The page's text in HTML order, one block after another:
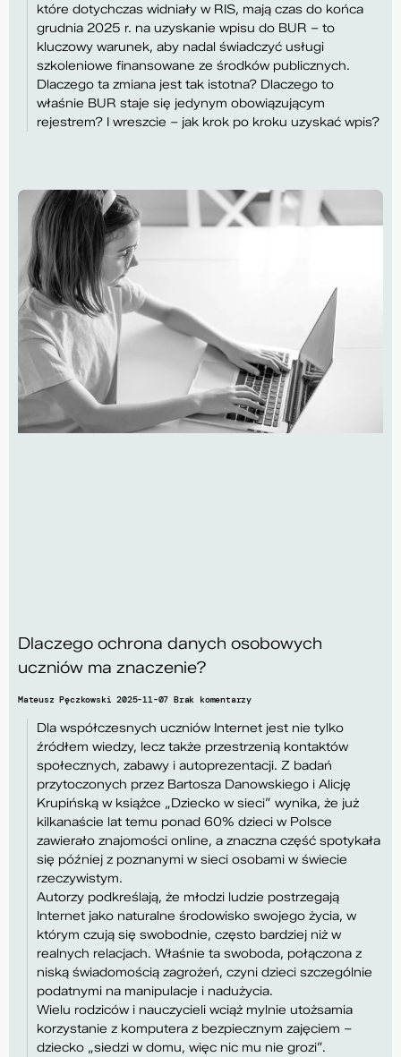
które dotychczas widniały w RIS, mają czas do końca
grudnia 2025 r. na uzyskanie wpisu do BUR – to
kluczowy warunek, aby nadal świadczyć usługi
szkoleniowe finansowane ze środków publicznych.
Dlaczego ta zmiana jest tak istotna? Dlaczego to
właśnie BUR staje się jedynym obowiązującym
rejestrem? I wreszcie – jak krok po kroku uzyskać wpis?
Dlaczego ochrona danych osobowych
uczniów ma znaczenie?
Mateusz Pęczkowski2025-11-07Brak komentarzy
Dla współczesnych uczniów Internet jest nie tylko
źródłem wiedzy, lecz także przestrzenią kontaktów
społecznych, zabawy i autoprezentacji. Z badań
przytoczonych przez Bartosza Danowskiego i Alicję
Krupińską w książce „Dziecko w sieci” wynika, że już
kilkanaście lat temu ponad 60% dzieci w Polsce
zawierało znajomości online, a znaczna część spotykała
się później z poznanymi w sieci osobami w świecie
rzeczywistym.
Autorzy podkreślają, że młodzi ludzie postrzegają
Internet jako naturalne środowisko swojego życia, w
którym czują się swobodnie, często bardziej niż w
realnych relacjach. Właśnie ta swoboda, połączona z
niską świadomością zagrożeń, czyni dzieci szczególnie
podatnymi na manipulacje i nadużycia.
Wielu rodziców i nauczycieli wciąż mylnie utożsamia
korzystanie z komputera z bezpiecznym zajęciem –
dziecko „siedzi w domu, więc nic mu nie grozi”.